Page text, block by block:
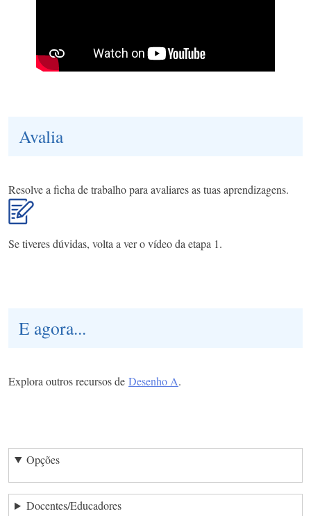
Avalia
Resolve a ficha de trabalho para avaliares as tuas aprendizagens.
Se tiveres dúvidas, volta a ver o vídeo da etapa 1.
E agora...
Explora outros recursos de Desenho A.
Opções
Docentes/Educadores